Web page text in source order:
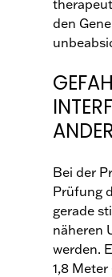
den
Bei der
Prüfung
gerade
näheren
werden.
1,8